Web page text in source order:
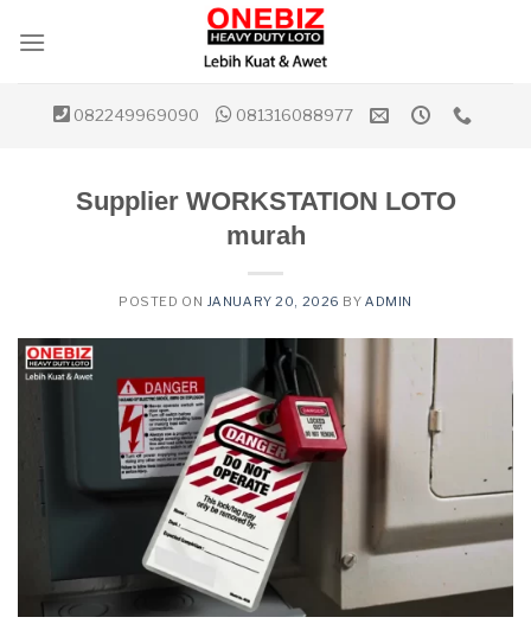
082249969090 081316088977
Supplier WORKSTATION LOTO
murah
POSTED ON JANUARY 20, 2026 BY ADMIN